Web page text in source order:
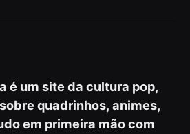
é um site da cultura pop,
quadrinhos, animes,
em primeira mão com